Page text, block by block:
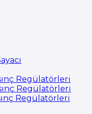
Regülatörleri
Regülatörleri
Regülatörleri